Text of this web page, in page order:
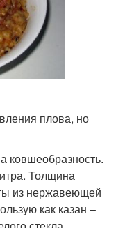
плова, но
ковшеобразность.
Толщина
из нержавеющей
как казан –